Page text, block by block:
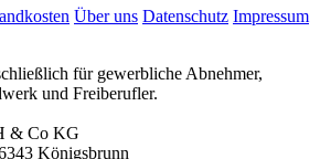
Über uns Datenschutz Impressum
für gewerbliche Abnehmer,
und Freiberufler.
& Co KG
Königsbrunn